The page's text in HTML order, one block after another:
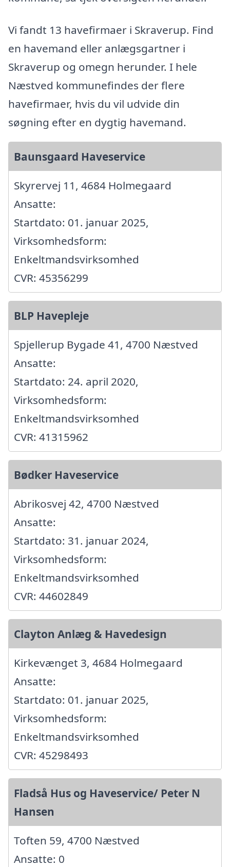
Vi fandt 13 havefirmaer i Skraverup. Find
en havemand eller anlægsgartner i
Skraverup og omegn herunder. I hele
Næstved kommunefindes der flere
havefirmaer, hvis du vil udvide din
søgning efter en dygtig havemand.
Baunsgaard Haveservice
Skyrervej 11, 4684 Holmegaard
Ansatte:
Startdato: 01. januar 2025,
Virksomhedsform:
Enkeltmandsvirksomhed
CVR: 45356299
BLP Havepleje
Spjellerup Bygade 41, 4700 Næstved
Ansatte:
Startdato: 24. april 2020,
Virksomhedsform:
Enkeltmandsvirksomhed
CVR: 41315962
Bødker Haveservice
Abrikosvej 42, 4700 Næstved
Ansatte:
Startdato: 31. januar 2024,
Virksomhedsform:
Enkeltmandsvirksomhed
CVR: 44602849
Clayton Anlæg & Havedesign
Kirkevænget 3, 4684 Holmegaard
Ansatte:
Startdato: 01. januar 2025,
Virksomhedsform:
Enkeltmandsvirksomhed
CVR: 45298493
Fladså Hus og Haveservice/ Peter N
Hansen
Toften 59, 4700 Næstved
Ansatte: 0